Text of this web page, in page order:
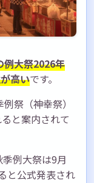
例大祭2026年
高いです。
祭（神幸祭）
と案内されて
例大祭は9月
と公式発表され